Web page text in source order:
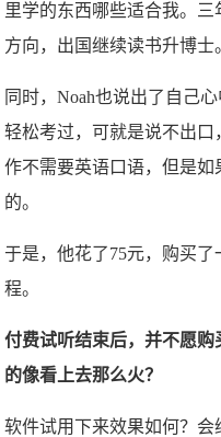
里学的东西哪些适合我。
方向，出国继续读书升博士
同时，Noah也说出了自己
轻松考过，可就是说不出
作不需要英语口语，但是
的。
于是，他花了75元，购买
程。
付费试听结束后，并不愿
的像看上去那么火？
软件试用下来效果如何？会